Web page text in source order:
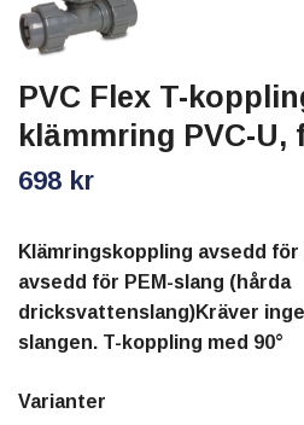
PVC Flex T-
klämmring PVC-U,
698 kr
Klämringskoppling avsedd för
avsedd för PEM-slang (hårda
dricksvattenslang)Kräver
slangen. T-koppling med 90°
Varianter